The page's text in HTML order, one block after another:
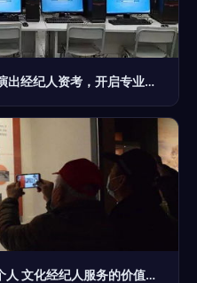
新纪元开启 ATA技术赋能全国演出经纪人资考，开启专业化发展新篇章
让公共文化服务的阳光温暖每个人 文化经纪人服务的价值与使命